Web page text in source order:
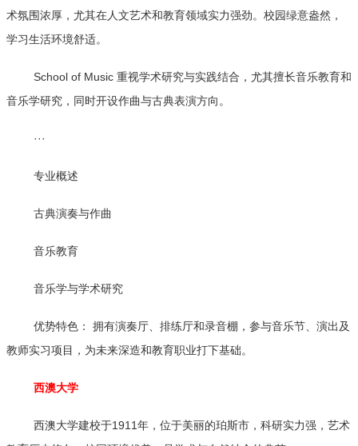
术氛围浓厚，尤其在人文艺术和教育领域实力强劲。校园绿意盎然，
学习生活环境舒适。
School of Music 重视学术研究与实践结合，尤其擅长音乐教育和
音乐学研究，同时开设作曲与古典表演方向。
···
专业概述
古典演奏与作曲
音乐教育
音乐学与学术研究
优势特色： 拥有演奏厅、排练厅和录音棚，参与音乐节、演出及
教师实习项目，为未来深造和教育职业打下基础。
西澳大学
西澳大学建校于1911年，位于美丽的珀斯市，科研实力强，艺术